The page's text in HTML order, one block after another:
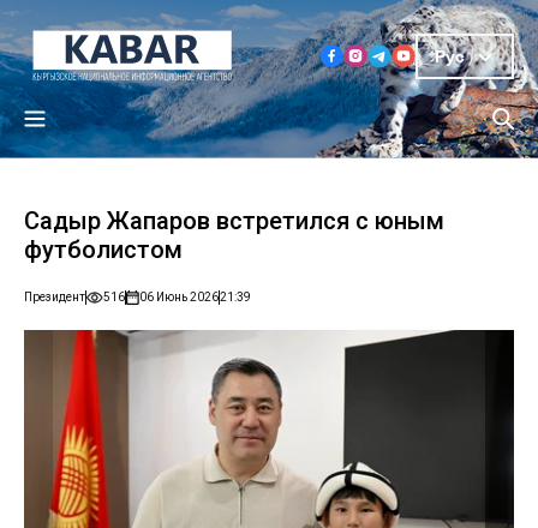
Рус
Садыр Жапаров встретился с юным
футболистом
Президент 516 06 Июнь 202621:39